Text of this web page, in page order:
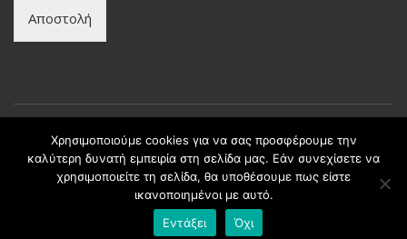
Αποστολή
Copyright © intax.gr All Rights Reserved. | Developed by
Best Cybernetics
Χρησιμοποιούμε cookies για να σας προσφέρουμε την
καλύτερη δυνατή εμπειρία στη σελίδα μας. Εάν συνεχίσετε να
χρησιμοποιείτε τη σελίδα, θα υποθέσουμε πως είστε
ικανοποιημένοι με αυτό.
Εντάξει
Όχι